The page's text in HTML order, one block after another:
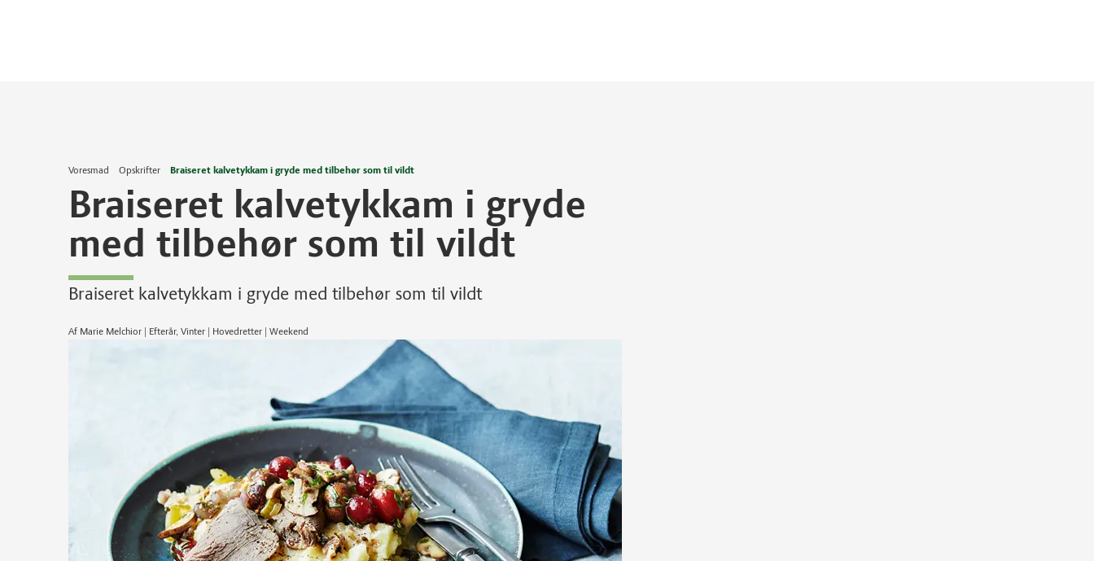
Voresmad Opskrifter Braiseret kalvetykkam i gryde med tilbehør som til vildt
Braiseret kalvetykkam i gryde
med tilbehør som til vildt
Braiseret kalvetykkam i gryde med tilbehør som til vildt
Af Marie Melchior | Efterår, Vinter | Hovedretter | Weekend